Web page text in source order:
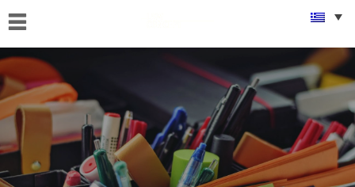
ΕΙΜΑΣΤΕ
ΤΙ
ΚΑΝΟΥΜΕ
FAMus